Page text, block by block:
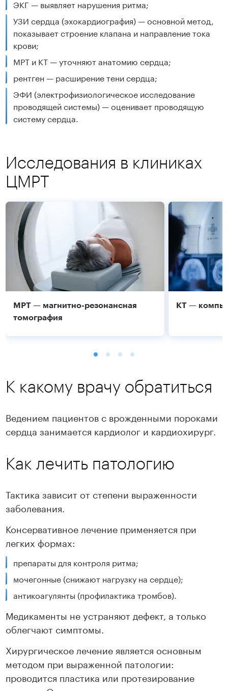
ЭКГ — выявляет нарушения ритма;
УЗИ сердца (эхокардиография) — основной метод,
показывает строение клапана и направление тока
крови;
МРТ и КТ — уточняют анатомию сердца;
рентген — расширение тени сердца;
ЭФИ (электрофизиологическое исследование
проводящей системы) — оценивает проводящую
систему сердца.
Исследования в клиниках
ЦМРТ
МРТ — магнитно-резонансная
томография
Подробнее
КТ —
К какому врачу обратиться
Ведением пациентов с врожденными пороками
сердца занимается кардиолог и кардиохирург.
Как лечить патологию
Тактика зависит от степени выраженности
заболевания.
Консервативное лечение применяется при
легких формах:
препараты для контроля ритма;
мочегонные (снижают нагрузку на сердце);
антикоагулянты (профилактика тромбов).
Медикаменты не устраняют дефект, а только
облегчают симптомы.
Хирургическое лечение является основным
методом при выраженной патологии:
проводится пластика или протезирование